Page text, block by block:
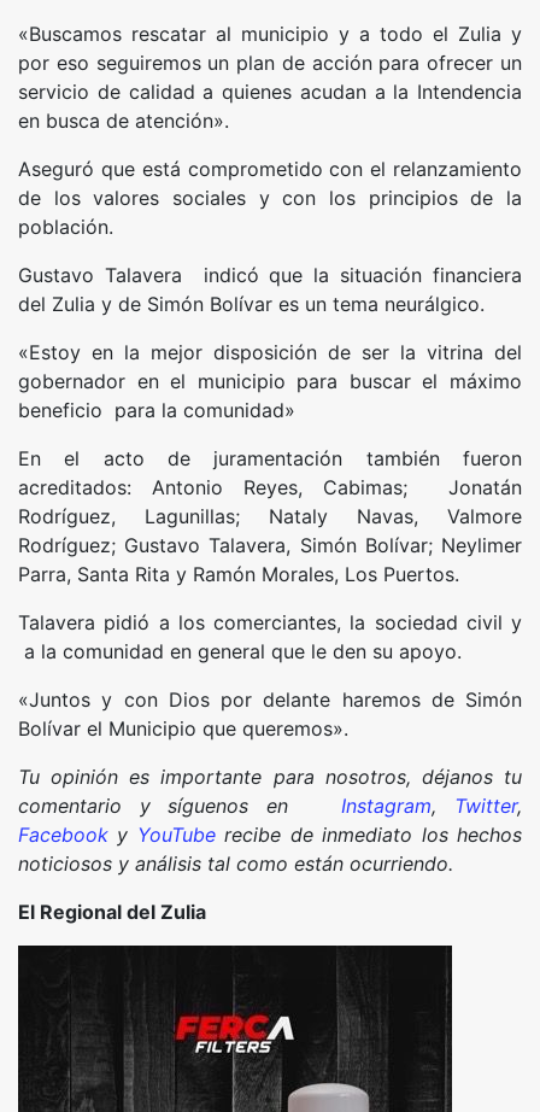
«Buscamos rescatar al municipio y a todo el Zulia y
por eso seguiremos un plan de acción para ofrecer un
servicio de calidad a quienes acudan a la Intendencia
en busca de atención».
Aseguró que está comprometido con el relanzamiento
de los valores sociales y con los principios de la
población.
Gustavo Talavera indicó que la situación financiera
del Zulia y de Simón Bolívar es un tema neurálgico.
«Estoy en la mejor disposición de ser la vitrina del
gobernador en el municipio para buscar el máximo
beneficio para la comunidad»
En el acto de juramentación también fueron
acreditados: Antonio Reyes, Cabimas; Jonatán
Rodríguez, Lagunillas; Nataly Navas, Valmore
Rodríguez; Gustavo Talavera, Simón Bolívar; Neylimer
Parra, Santa Rita y Ramón Morales, Los Puertos.
Talavera pidió a los comerciantes, la sociedad civil y
a la comunidad en general que le den su apoyo.
«Juntos y con Dios por delante haremos de Simón
Bolívar el Municipio que queremos».
Tu opinión es importante para nosotros, déjanos tu
comentario y síguenos en
Instagram, Twitter,
Facebook y YouTuberecibe de inmediato los hechos
noticiosos y análisis tal como están ocurriendo.
El Regional del Zulia